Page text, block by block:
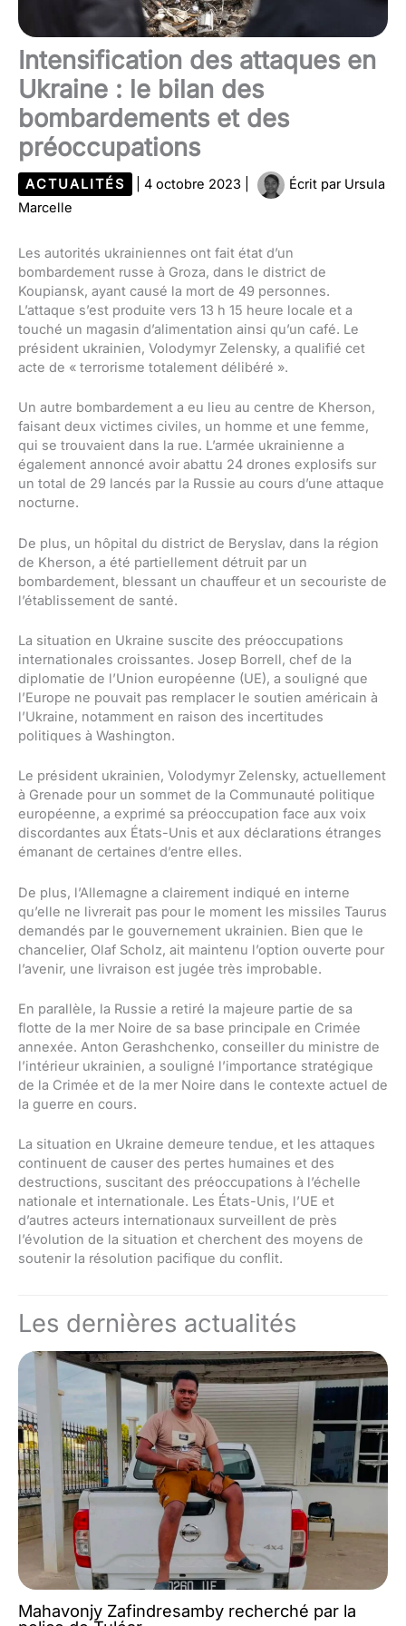
Intensification des attaques en
Ukraine : le bilan des
bombardements et des
préoccupations
ACTUALITÉS 4 octobre 2023 Écrit par Ursula
Marcelle
Les autorités ukrainiennes ont fait état d’un
bombardement russe à Groza, dans le district de
Koupiansk, ayant causé la mort de 49 personnes.
L’attaque s’est produite vers 13 h 15 heure locale et a
touché un magasin d’alimentation ainsi qu’un café. Le
président ukrainien, Volodymyr Zelensky, a qualifié cet
acte de « terrorisme totalement délibéré ».
Un autre bombardement a eu lieu au centre de Kherson,
faisant deux victimes civiles, un homme et une femme,
qui se trouvaient dans la rue. L’armée ukrainienne a
également annoncé avoir abattu 24 drones explosifs sur
un total de 29 lancés par la Russie au cours d’une attaque
nocturne.
De plus, un hôpital du district de Beryslav, dans la région
de Kherson, a été partiellement détruit par un
bombardement, blessant un chauffeur et un secouriste de
l’établissement de santé.
La situation en Ukraine suscite des préoccupations
internationales croissantes. Josep Borrell, chef de la
diplomatie de l’Union européenne (UE), a souligné que
l’Europe ne pouvait pas remplacer le soutien américain à
l’Ukraine, notamment en raison des incertitudes
politiques à Washington.
Le président ukrainien, Volodymyr Zelensky, actuellement
à Grenade pour un sommet de la Communauté politique
européenne, a exprimé sa préoccupation face aux voix
discordantes aux États-Unis et aux déclarations étranges
émanant de certaines d’entre elles.
De plus, l’Allemagne a clairement indiqué en interne
qu’elle ne livrerait pas pour le moment les missiles Taurus
demandés par le gouvernement ukrainien. Bien que le
chancelier, Olaf Scholz, ait maintenu l’option ouverte pour
l’avenir, une livraison est jugée très improbable.
En parallèle, la Russie a retiré la majeure partie de sa
flotte de la mer Noire de sa base principale en Crimée
annexée. Anton Gerashchenko, conseiller du ministre de
l’intérieur ukrainien, a souligné l’importance stratégique
de la Crimée et de la mer Noire dans le contexte actuel de
la guerre en cours.
La situation en Ukraine demeure tendue, et les attaques
continuent de causer des pertes humaines et des
destructions, suscitant des préoccupations à l’échelle
nationale et internationale. Les États-Unis, l’UE et
d’autres acteurs internationaux surveillent de près
l’évolution de la situation et cherchent des moyens de
soutenir la résolution pacifique du conflit.
Les dernières actualités
Mahavonjy Zafindresamby recherché par la